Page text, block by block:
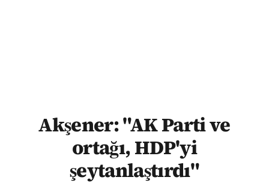
Akşener: "AK Parti ve
ortağı, HDP'yi
şeytanlaştırdı"